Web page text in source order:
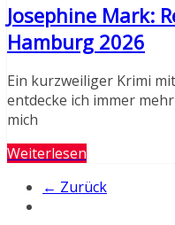
Josephine Mark:
Hamburg 2026
Ein kurzweiliger Krimi
entdecke ich immer
mich
Weiterlesen
← Zurück